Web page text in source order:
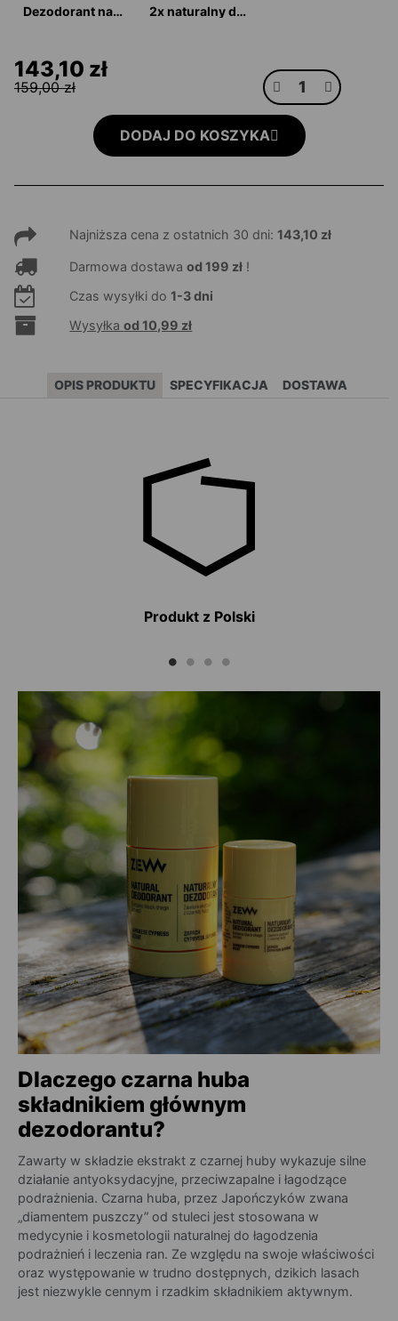
Dezodorant naturalny 80g w sztyfcie - cyprysik japoński i bergamotka 2x naturalny dezodorant 80g w sztyfcie - cyprysik japoński
159,00 zł
143,10 zł
DODAJ DO KOSZYKA
Najniższa cena z ostatnich 30 dni:143,10 zł
Darmowa dostawaod 199 zł !
Czas wysyłki do1-3 dni
Wysyłkaod 10,99 zł
OPIS PRODUKTU SPECYFIKACJA DOSTAWA
Produkt z Polski
Dlaczego czarna huba
składnikiem głównym
dezodorantu?
Zawarty w składzie ekstrakt z czarnej huby wykazuje silne
działanie antyoksydacyjne, przeciwzapalne i łagodzące
podrażnienia. Czarna huba, przez Japończyków zwana
„diamentem puszczy” od stuleci jest stosowana w
medycynie i kosmetologii naturalnej do łagodzenia
podrażnień i leczenia ran. Ze względu na swoje właściwości
oraz występowanie w trudno dostępnych, dzikich lasach
jest niezwykle cennym i rzadkim składnikiem aktywnym.